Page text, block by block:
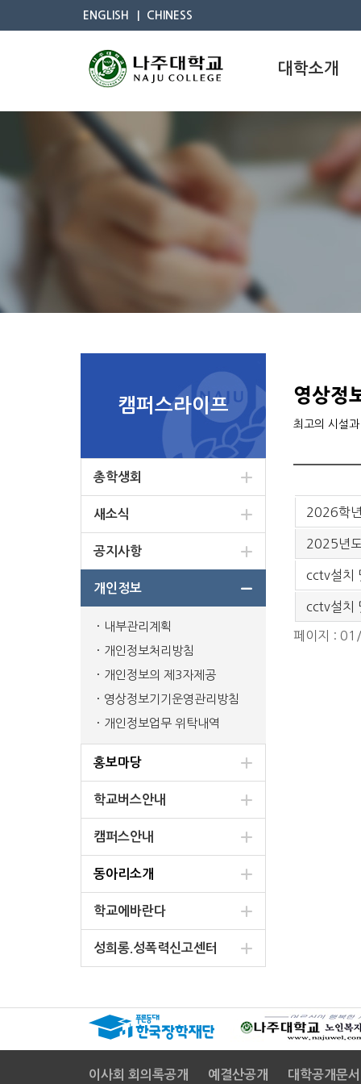
ENGLISH CHINESS
대학소개
캠퍼스라이프
총학생회
새소식
공지사항
개인정보
내부관리계획
개인정보처리방침
개인정보의 제3자제공
영상정보기기운영관리방침
개인정보업무 위탁내역
홍보마당
학교버스안내
캠퍼스안내
동아리소개
학교에바란다
성희롱.성폭력신고센터
영상정
최고의 시설
2026학
2025년
cctv설치
cctv설치
페이지 :
이사회 회의록공개 예결산공개 대학공개문서